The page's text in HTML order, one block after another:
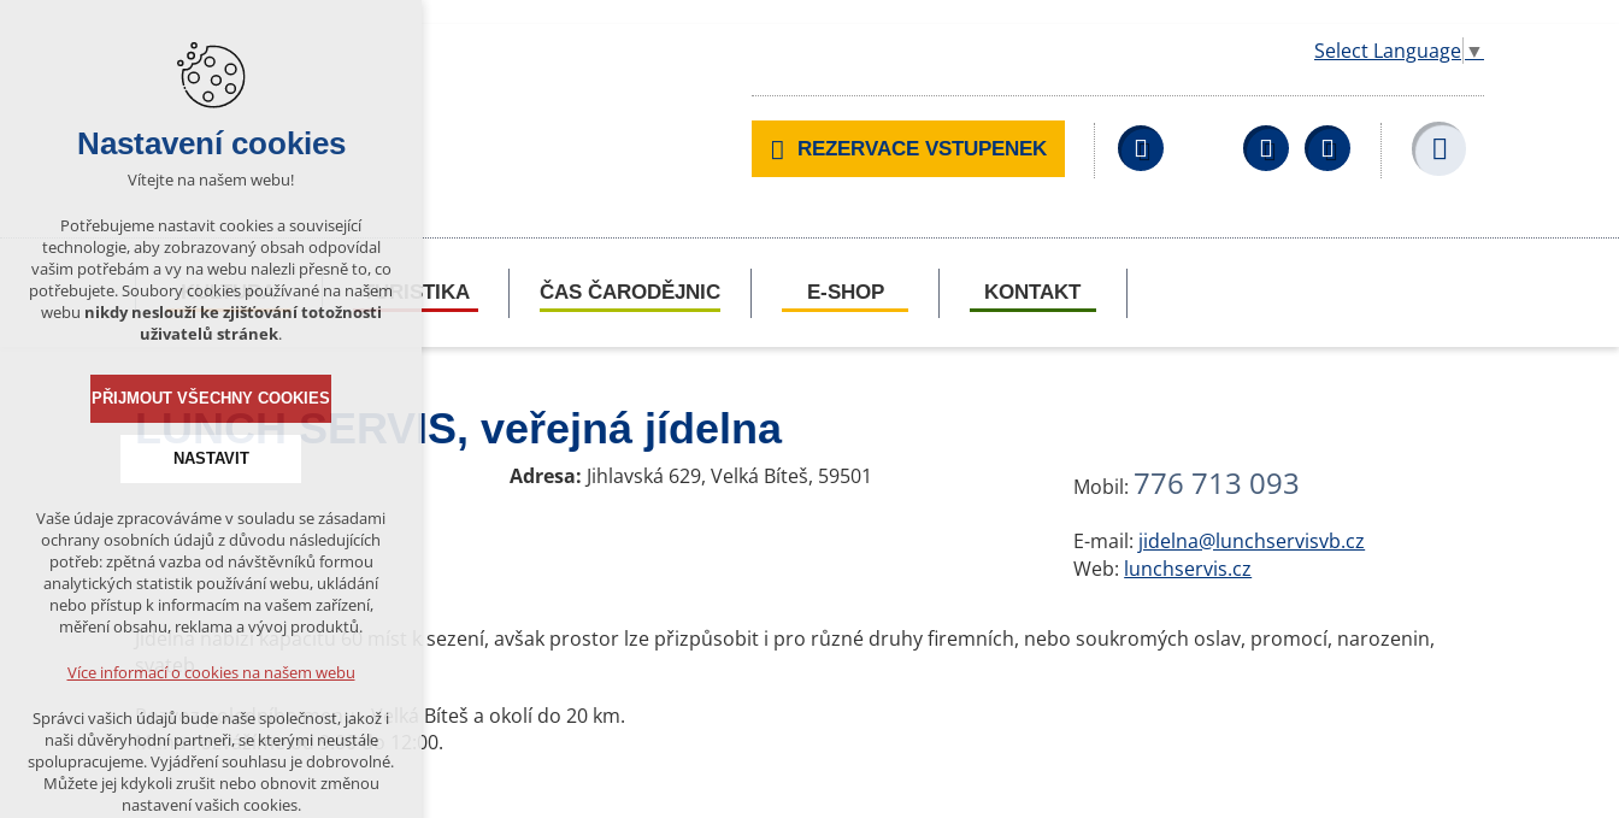
Select Language ▼
REZERVACE VSTUPENEK Facebook YouTubeWikipedia
KULTURA TURISTIKA ČAS ČARODĚJNIC E-SHOP KONTAKT
LUNCH SERVIS, veřejná jídelna
Adresa: Jihlavská 629, Velká Bíteš, 59501 Mobil: 776 713 093
E-mail: jidelna@lunchservisvb.cz
Web: lunchservis.cz
Jídelna nabízí kapacitu 60 míst k sezení, avšak prostor lze přizpůsobit i pro různé druhy firemních, nebo soukromých oslav, promocí, narozenin,
svateb.
Rozvoz poledního menu - Velká Bíteš a okolí do 20 km.
Menu rozvážíme od 9:00 do 12:00.
Nastavení cookies
Vítejte na našem webu!
Potřebujeme nastavit cookies a související
technologie, aby zobrazovaný obsah odpovídal
vašim potřebám a vy na webu nalezli přesně to, co
potřebujete. Soubory cookies používané na našem
webu nikdy neslouží ke zjišťování totožnosti
uživatelů stránek.
PŘIJMOUT VŠECHNY COOKIES
NASTAVIT
Technická cookies
nutná pro provozování webu
udržení kontextu stránek (session):
případná přihlášení, volby jazyka, apod.
analytická pro anonymizované
vyhodnocení návštěvnosti
marketingová cookies (Google)
Více informací o cookies na našem webu
Vaše údaje zpracováváme v souladu se zásadami
ochrany osobních údajů z důvodu následujících
potřeb: zpětná vazba od návštěvníků formou
analytických statistik používání webu, ukládání
nebo přístup k informacím na vašem zařízení,
měření obsahu, reklama a vývoj produktů.
Více informací o cookies na našem webu
Správci vašich údajů bude naše společnost, jakož i
naši důvěryhodní partneři, se kterými neustále
spolupracujeme. Vyjádření souhlasu je dobrovolné.
Můžete jej kdykoli zrušit nebo obnovit změnou
nastavení vašich cookies.